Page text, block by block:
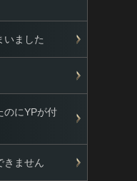
いました
のにYPが付
きません